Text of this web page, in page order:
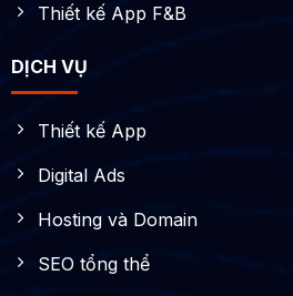
Thiết kế App F&B
DỊCH VỤ
Thiết kế App
Digital Ads
Hosting và Domain
SEO tổng thể